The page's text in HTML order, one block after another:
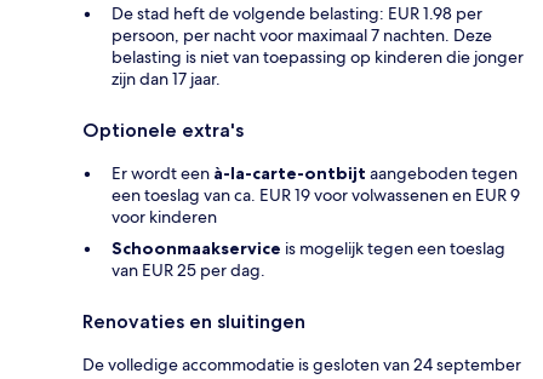
De stad heft de volgende belasting: EUR 1.98 per
persoon, per nacht voor maximaal 7 nachten. Deze
belasting is niet van toepassing op kinderen die jonger
zijn dan 17 jaar.
Optionele extra's
Er wordt een à-la-carte-ontbijt aangeboden tegen
een toeslag van ca. EUR 19 voor volwassenen en EUR 9
voor kinderen
Schoonmaakservice is mogelijk tegen een toeslag
van EUR 25 per dag.
Renovaties en sluitingen
De volledige accommodatie is gesloten van 24 september